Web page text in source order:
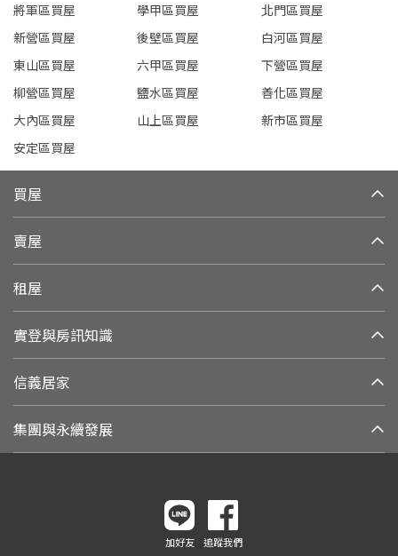
將軍區買屋
學甲區買屋
北門區買屋
新營區買屋
後壁區買屋
白河區買屋
東山區買屋
六甲區買屋
下營區買屋
柳營區買屋
鹽水區買屋
善化區買屋
大內區買屋
山上區買屋
新市區買屋
安定區買屋
買屋
賣屋
租屋
實登與房訊知識
信義居家
集團與永續發展
加好友 追蹤我們